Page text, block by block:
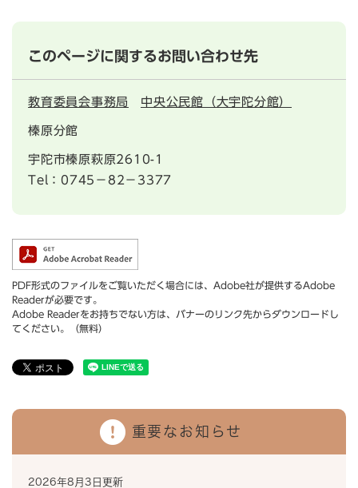
このページに関するお問い合わせ先
教育委員会事務局 中央公民館（大宇陀分館）
榛原分館
宇陀市榛原萩原2610-1
Tel：0745−82−3377
PDF形式のファイルをご覧いただく場合には、Adobe社が提供するAdobe
Readerが必要です。
Adobe Readerをお持ちでない方は、バナーのリンク先からダウンロードし
てください。（無料）
重要なお知らせ
2026年8月3日更新